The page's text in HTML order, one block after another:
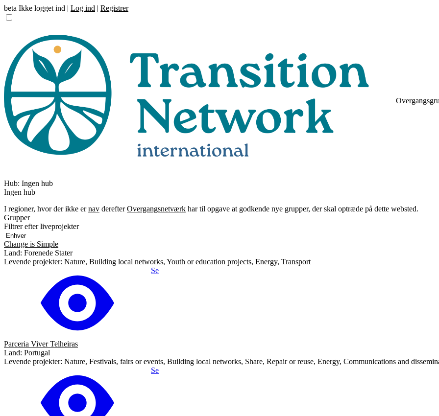
beta Ikke logget ind | Log ind | Registrer
Hub: Ingen hub
Ingen hub
I regioner, hvor der ikke ernav derefterOvergangsnetværk har til opgave at godkende nye grupper, der skal optræde på dette websted.
Grupper
Filtrer efter liveprojekter
Change is Simple
Land: Forenede Stater
Levende projekter: Nature, Building local networks, Youth or education projects, Energy, Transport
Se
Parceria Viver Telheiras
Land: Portugal
Levende projekter: Nature, Festivals, fairs or events, Building local networks, Share, Repair or reuse, Energy, Communications and
Se